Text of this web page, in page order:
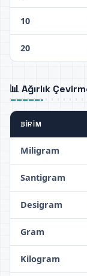
10
20
📊 Ağırlık
BIRIM
Miligram
Santigram
Desigram
Gram
Kilogram